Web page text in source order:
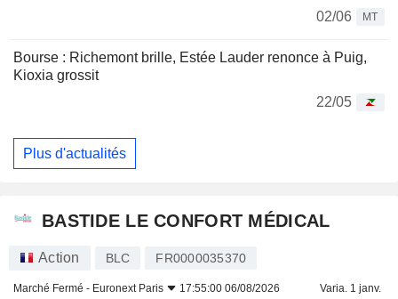
02/06
MT
Bourse : Richemont brille, Estée Lauder renonce à Puig,
Kioxia grossit
22/05
Plus d'actualités
BASTIDE LE CONFORT MÉDICAL
Action BLC FR0000035370
Marché Fermé - Euronext Paris 17:55:00 06/08/2026 Varia. 1 janv.